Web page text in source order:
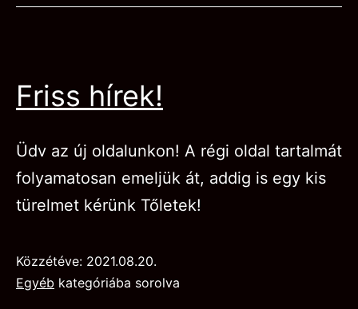
Friss hírek!
Üdv az új oldalunkon! A régi oldal tartalmát
folyamatosan emeljük át, addig is egy kis
türelmet kérünk Tőletek!
Közzétéve: 2021.08.20.
Egyéb kategóriába sorolva